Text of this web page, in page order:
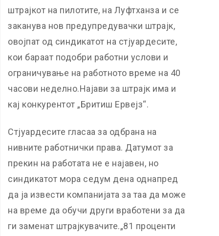
штрајкот на пилотите, на Луфтханза и се
заканува нов предупредувачки штрајк,
овојпат од синдикатот на стјуардесите,
кои бараат подобри работни услови и
ограничување на работното време на 40
часови неделно.Најави за штрајк има и
кај конкурентот „Бритиш Ервејз“.
Стјуардесите гласаа за одбрана на
нивните работнички права. Датумот за
прекин на работата не е најавен, но
синдикатот мора седум дена однапред
да ја извести компанијата за таа да може
на време да обучи други вработени за да
ги заменат штрајкувачите.„81 проценти